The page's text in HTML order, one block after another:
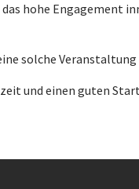
hohe Engagement
solche
und einen guten Start